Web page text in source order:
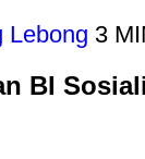
Lebong 3
BI